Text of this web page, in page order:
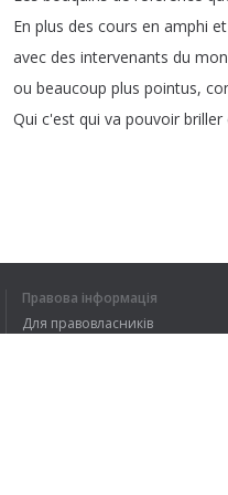
En plus des cours en amphi et
avec des intervenants du
ou beaucoup plus pointus,
Qui c'est qui va pouvoir briller
Правова інформація
Для правовласників